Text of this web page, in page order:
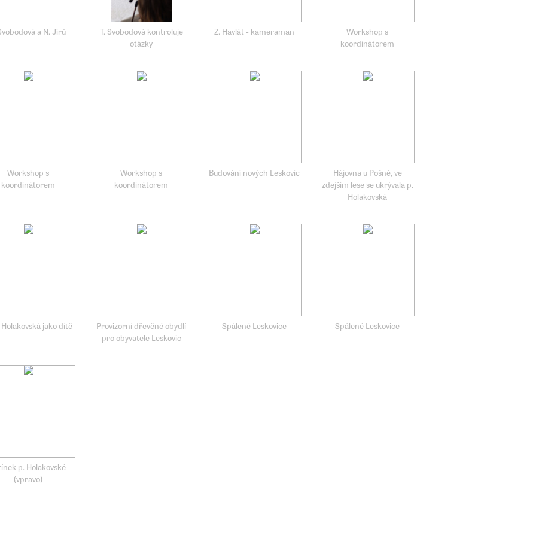
a N. Jírů
T. Svobodová kontroluje
otázky
Z. Havlát - kameraman
Workshop s
koordinátorem
Workshop s
koordinátorem
Workshop s
koordinátorem
Budování nových Leskovic
Hájovna u Pošné, ve
zdejším lese se ukrývala p.
Holakovská
jako dítě
Provizorní dřevěné obydlí
pro obyvatele Leskovic
Spálené Leskovice Spálené Leskovice
p. Holakovské
(vpravo)